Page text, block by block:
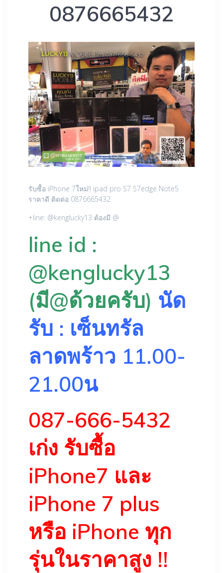
0876665432
รับซื้อ iPhone 7ใหม่!! ipad pro S7 S7edge Note5
ราคาดี ติดต่อ 0876665432
+line: @kenglucky13 ต้องมี @
line id :
@kenglucky13
(มี@ด้วยครับ) นัด
รับ : เซ็นทรัล
ลาดพร้าว 11.00-
21.00น
087-666-5432
เก่ง รับซื้อ
iPhone7 และ
iPhone 7 plus
หรือ iPhone ทุก
รุ่นในราคาสูง !!